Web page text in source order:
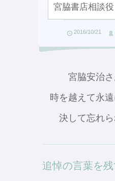
宮脇書店相談役
2016/10/21
宮脇安治
時を越えて永
決して忘れ
追悼の言葉を